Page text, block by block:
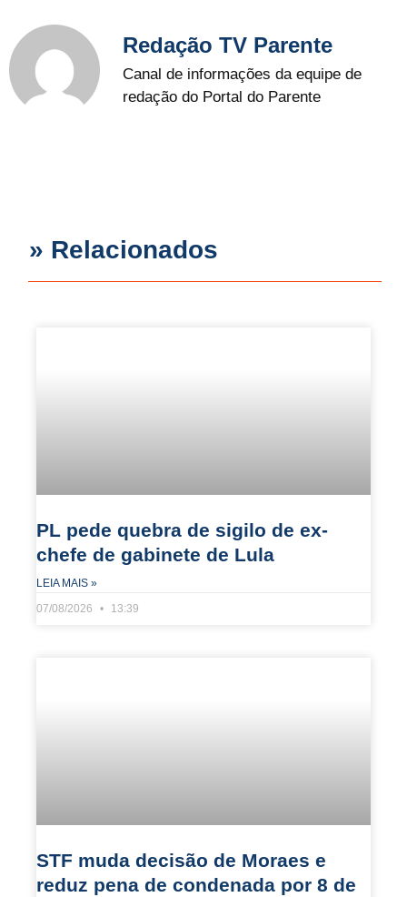
Redação TV Parente
Canal de informações da equipe de
redação do Portal do Parente
» Relacionados
PL pede quebra de sigilo de ex-
chefe de gabinete de Lula
LEIA MAIS »
07/08/2026
13:39
STF muda decisão de Moraes e
reduz pena de condenada por 8 de